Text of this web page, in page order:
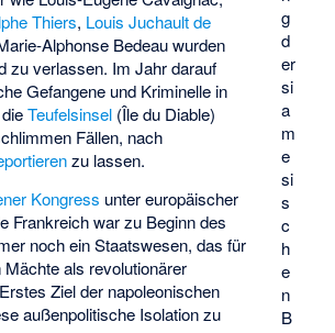
g
d
er
si
a
m
e
si
s
c
h
e
n
B
Thiers, Louis Juchault de
Alphonse Bedeauwurden
zu verlassen. Im Jahr darauf
Gefangene und Kriminelle in
dieTeufelsinsel (Île du Diable)
Fällen, nach
zu lassen.
Kongress unter europäischer
Frankreich war zu Beginn des
noch ein Staatswesen, das für
als revolutionärer
Ziel der napoleonischen
außenpolitische Isolation zu